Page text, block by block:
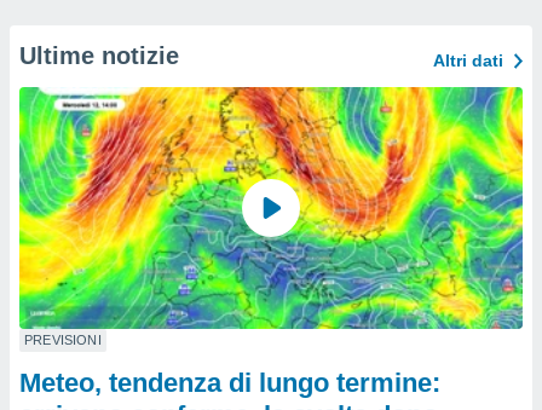
Ultime notizie Altri dati
PREVISIONI
Meteo, tendenza di lungo termine: